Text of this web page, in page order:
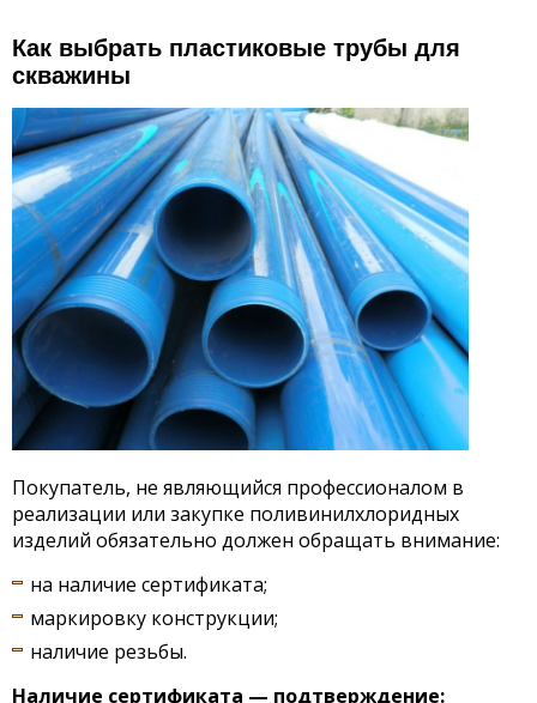
Как выбрать пластиковые трубы для
скважины
Покупатель, не являющийся профессионалом в
реализации или закупке поливинилхлоридных
изделий обязательно должен обращать внимание:
на наличие сертификата;
маркировку конструкции;
наличие резьбы.
Наличие сертификата — подтверждение: